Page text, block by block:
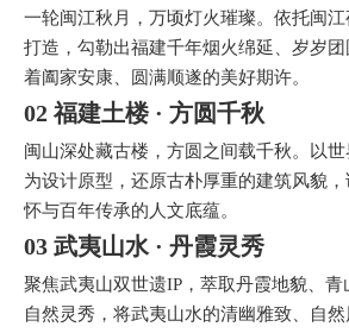
一轮闽江秋月，万顷灯火璀璨。依托闽
打造，勾勒出福建千年烟火绵延、岁岁
着阖家安康、圆满顺遂的美好期许。
02 福建土楼 · 方圆千秋
闽山深处藏古楼，方圆之间载千秋。以
为设计原型，还原古朴厚重的建筑风貌
怀与百年传承的人文底蕴。
03 武夷山水 · 丹霞灵秀
聚焦武夷山双世遗IP，萃取丹霞地貌、
自然灵秀，将武夷山水的清幽雅致、自